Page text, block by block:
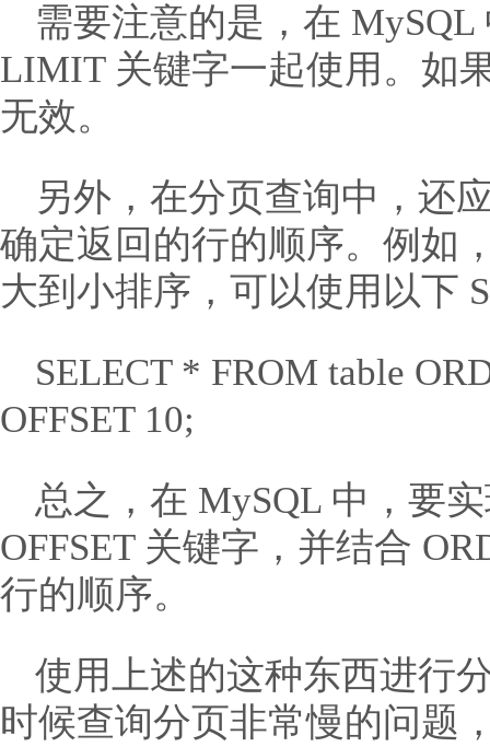
需要注意的是，在 MySQL
LIMIT 关键字一起使用。如
无效。
另外，在分页查询中，还
确定返回的行的顺序。例如
大到小排序，可以使用以下
SELECT * FROM table
OFFSET 10;
总之，在 MySQL 中，要
OFFSET 关键字，并结合
行的顺序。
使用上述的这种东西进行
时候查询分页非常慢的问题